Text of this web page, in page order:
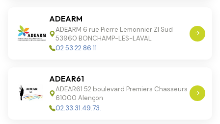
ADEARM
ADEARM 6 rue Pierre Lemonnier ZI Sud
53960 BONCHAMP-LES-LAVAL
02 53 22 86 11
ADEAR61
ADEAR61 52 boulevard Premiers Chasseurs
61000 Alençon
02.33.31.49.73.